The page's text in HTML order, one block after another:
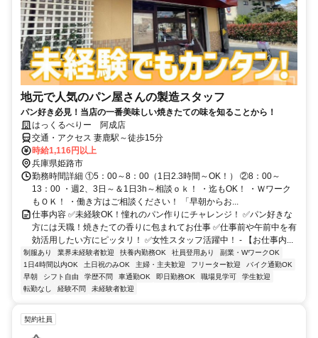
地元で人気のパン屋さんの製造スタッフ
パン好き必見！当店の一番美味しい焼きたての味を知ることから！
はっくるべりー 阿成店
交通・アクセス 妻鹿駅～徒歩15分
時給1,116円以上
兵庫県姫路市
勤務時間詳細 ①5：00～8：00（1日2.3時間～OK！） ②8：00～
13：00 ・週2、3日～＆1日3h～相談ｏｋ！ ・迄もOK！ ・Ｗワーク
もＯＫ！ ・働き方はご相談ください！ 「早朝からお...
仕事内容 ✅未経験OK！憧れのパン作りにチャレンジ！ ✅パン好きな
方には天職！焼きたての香りに包まれてお仕事 ✅仕事前や午前中を有
効活用したい方にピッタリ！ ✅女性スタッフ活躍中！ - 【お仕事内...
制服あり 業界未経験者歓迎 扶養内勤務OK 社員登用あり
副業・WワークOK
1日4時間以内OK
土日祝のみOK 主婦・主夫歓迎 フリーター歓迎
バイク通勤OK
早朝
シフト自由 学歴不問 車通勤OK 即日勤務OK 職場見学可
学生歓迎
転勤なし
経験不問 未経験者歓迎
契約社員